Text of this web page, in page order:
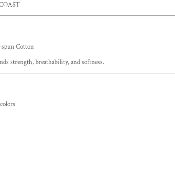
Cotton
strength, breathability, and softness.